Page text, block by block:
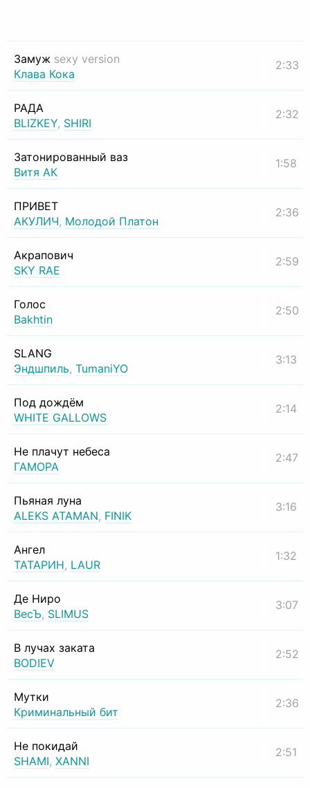
Замуж sexy version
Клава Кока
2:33
РАДА
BLIZKEY, SHIRI
2:32
Затонированный ваз
Витя АК
1:58
ПРИВЕТ
АКУЛИЧ, Молодой Платон
2:36
Акрапович
SKY RAE
2:59
Голос
Bakhtin
2:50
SLANG
Эндшпиль, TumaniYO
3:13
Под дождём
WHITE GALLOWS
2:14
Не плачут небеса
ГАМОРА
2:47
Пьяная луна
ALEKS ATAMAN, FINIK
3:16
Ангел
ТАТАРИН, LAUR
1:32
Де Ниро
ВесЪ, SLIMUS
3:07
В лучах заката
BODIEV
2:52
Мутки
Криминальный бит
2:36
Не покидай
SHAMI, XANNI
2:51